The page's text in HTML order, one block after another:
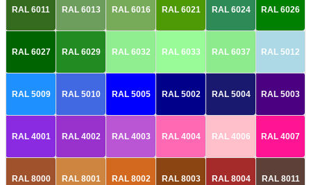
RAL 6011 RAL 6013 RAL 6016 RAL 6021 RAL 6024 RAL 6026
RAL 6027 RAL 6029 RAL 6032 RAL 6033 RAL 6037 RAL 5012
RAL 5009 RAL 5010 RAL 5005 RAL 5002 RAL 5004 RAL 5003
RAL 4001 RAL 4002 RAL 4003 RAL 4004 RAL 4006 RAL 4007
RAL 8000 RAL 8001 RAL 8002 RAL 8003 RAL 8004 RAL 8011